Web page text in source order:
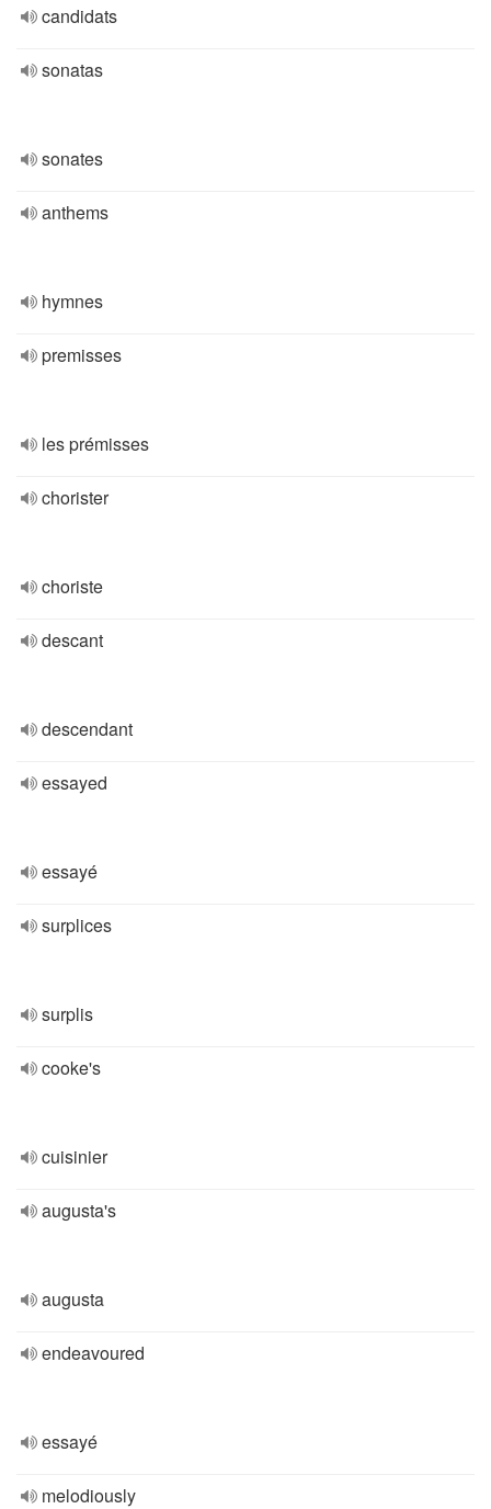
candidats
sonatas
sonates
anthems
hymnes
premisses
les prémisses
chorister
choriste
descant
descendant
essayed
essayé
surplices
surplis
cooke's
cuisinier
augusta's
augusta
endeavoured
essayé
melodiously